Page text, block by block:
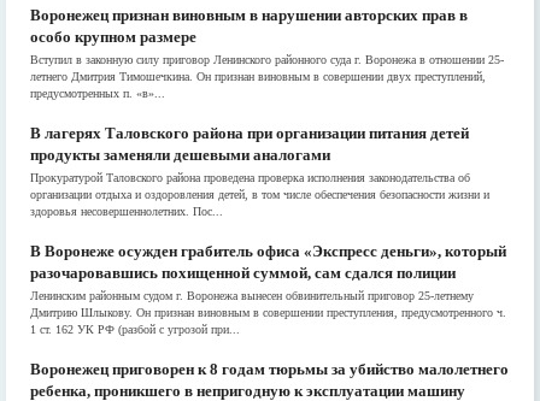
Воронежец признан виновным в нарушении авторских прав в
особо крупном размере
Вступил в законную силу приговор Ленинского районного суда г. Воронежа в отношении 25-
летнего Дмитрия Тимошечкина. Он признан виновным в совершении двух преступлений,
предусмотренных п. «в»...
В лагерях Таловского района при организации питания детей
продукты заменяли дешевыми аналогами
Прокуратурой Таловского района проведена проверка исполнения законодательства об
организации отдыха и оздоровления детей, в том числе обеспечения безопасности жизни и
здоровья несовершеннолетних. Пос...
В Воронеже осужден грабитель офиса «Экспресс деньги», который
разочаровавшись похищенной суммой, сам сдался полиции
Ленинским районным судом г. Воронежа вынесен обвинительный приговор 25-летнему
Дмитрию Шлыкову. Он признан виновным в совершении преступления, предусмотренного ч.
1 ст. 162 УК РФ (разбой с угрозой при...
Воронежец приговорен к 8 годам тюрьмы за убийство малолетнего
ребенка, проникшего в непригодную к эксплуатации машину